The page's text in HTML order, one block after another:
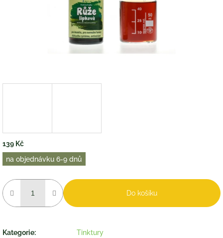
139 Kč
Měrná
cena:
na objednávku 6-9 dnů
Do košíku
Kategorie:
Tinktury